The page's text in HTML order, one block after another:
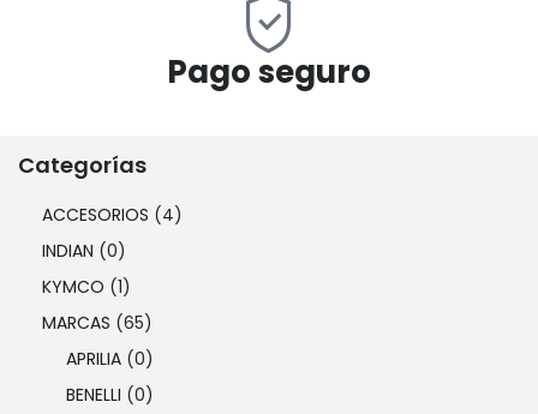
Pago seguro
Categorías
ACCESORIOS (4)
INDIAN (0)
KYMCO (1)
MARCAS (65)
APRILIA (0)
BENELLI (0)